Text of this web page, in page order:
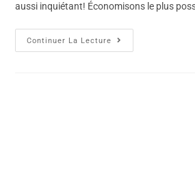
aussi inquiétant! Économisons le plus
Continuer La Lecture